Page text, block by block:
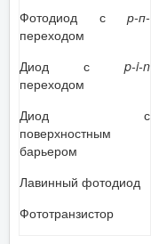
Фотодиод с р-п-
переходом
Диод с p-i-n
переходом
Диод с
поверхностным
барьером
Лавинный фотодиод
Фототранзистор